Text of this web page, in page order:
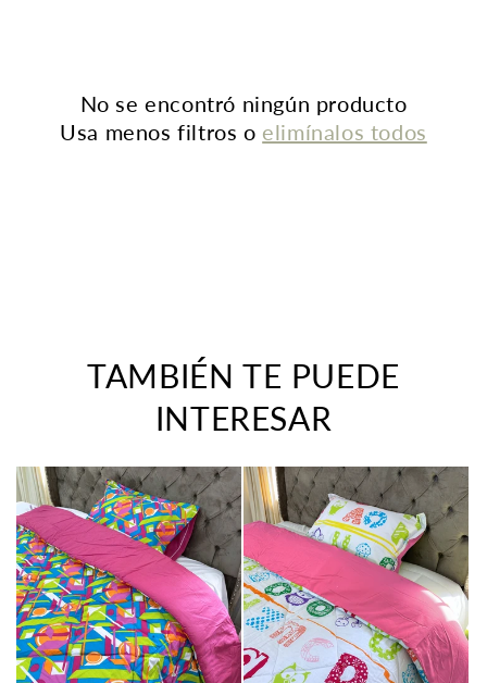
No se encontró ningún producto
Usa menos filtros o elimínalos todos
TAMBIÉN TE PUEDE
INTERESAR